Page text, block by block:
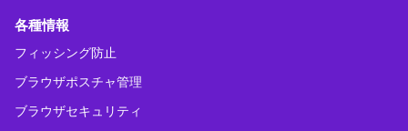
各種情報
フィッシング防止
ブラウザポスチャ管理
ブラウザセキュリティ